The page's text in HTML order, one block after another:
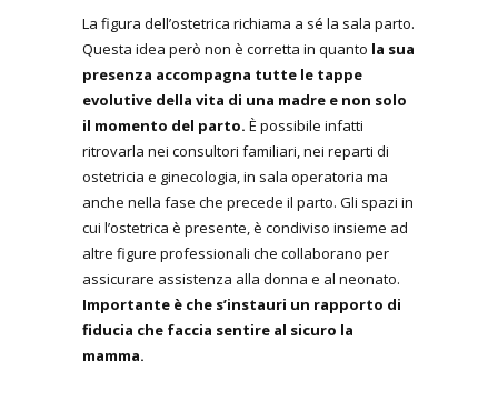
La figura dell’ostetrica richiama a sé la sala parto.
Questa idea però non è corretta in quanto la sua
presenza accompagna tutte le tappe
evolutive della vita di una madre e non solo
il momento del parto. È possibile infatti
ritrovarla nei consultori familiari, nei reparti di
ostetricia e ginecologia, in sala operatoria ma
anche nella fase che precede il parto. Gli spazi in
cui l’ostetrica è presente, è condiviso insieme ad
altre figure professionali che collaborano per
assicurare assistenza alla donna e al neonato.
Importante è che s’instauri un rapporto di
fiducia che faccia sentire al sicuro la
mamma.